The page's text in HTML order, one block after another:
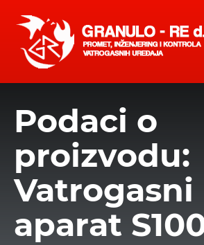
Podaci o
proizvodu:
Vatrogasni
aparat